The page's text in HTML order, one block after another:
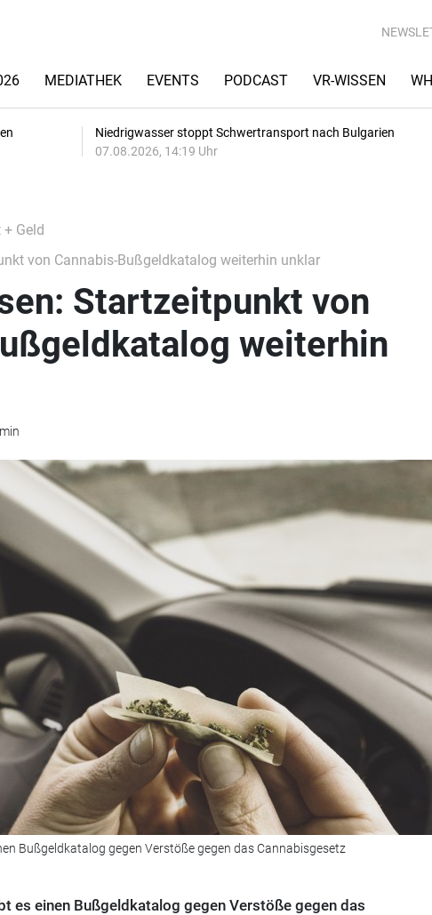
MEDIATHEK EVENTS PODCAST VR-WISSEN
Niedrigwasser stoppt Schwertransport nach Bulgarien
07.08.2026, 14:19 Uhr
+ Geld
von Cannabis-Bußgeldkatalog weiterhin unklar
Startzeitpunkt von
weiterhin
Bußgeldkatalog gegen Verstöße gegen das Cannabisgesetz
es einen Bußgeldkatalog gegen Verstöße gegen das